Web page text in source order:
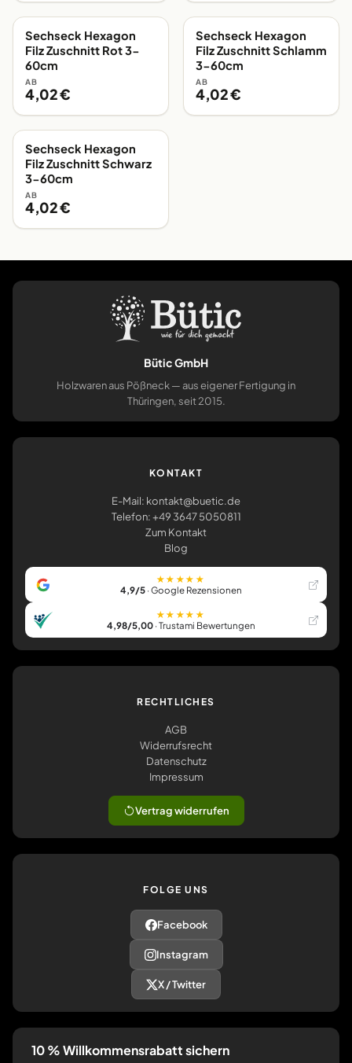
EIGENE FERTIGUNG
Sechseck Hexagon
Filz Zuschnitt Rot 3-
60cm
AB
4,02 €
EIGENE FERTIGUNG
Sechseck Hexagon
Filz Zuschnitt Schlamm
3-60cm
AB
4,02 €
EIGENE FERTIGUNG
Sechseck Hexagon
Filz Zuschnitt Schwarz
3-60cm
AB
4,02 €
Bütic GmbH
Holzwaren aus Pößneck — aus eigener Fertigung in
Thüringen, seit 2015.
KONTAKT
E-Mail: kontakt@buetic.de
Telefon: +49 3647 5050811
Zum Kontakt
Blog
★★★★★
4,9/5· Google Rezensionen
★★★★★
4,98/5,00· Trustami Bewertungen
RECHTLICHES
AGB
Widerrufsrecht
Datenschutz
Impressum
Vertrag widerrufen
FOLGE UNS
Facebook
Instagram
X / Twitter
10 % Willkommensrabatt sichern